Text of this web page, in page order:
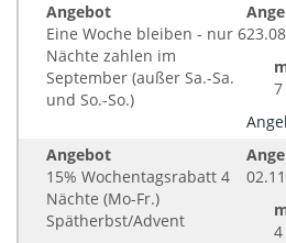
Angebot
Eine Woche bleiben - nur 6
Nächte zahlen im
September (außer Sa.-Sa.
und So.-So.)
7
Angebot
15% Wochentagsrabatt 4
Nächte (Mo-Fr.)
Spätherbst/Advent
4